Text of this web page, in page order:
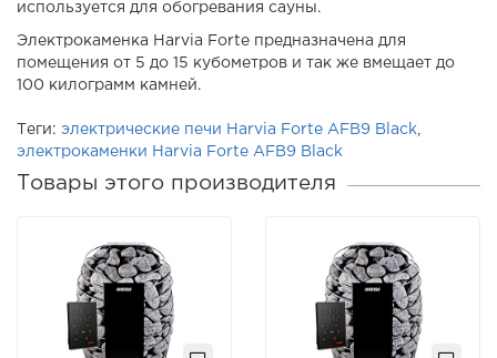
используется для обогревания сауны.
Электрокаменка Harvia Forte предназначена для
помещения от 5 до 15 кубометров и так же вмещает до
100 килограмм камней.
Теги: электрические печи Harvia Forte AFB9 Black
электрокаменки Harvia Forte AFB9 Black
Товары этого производителя